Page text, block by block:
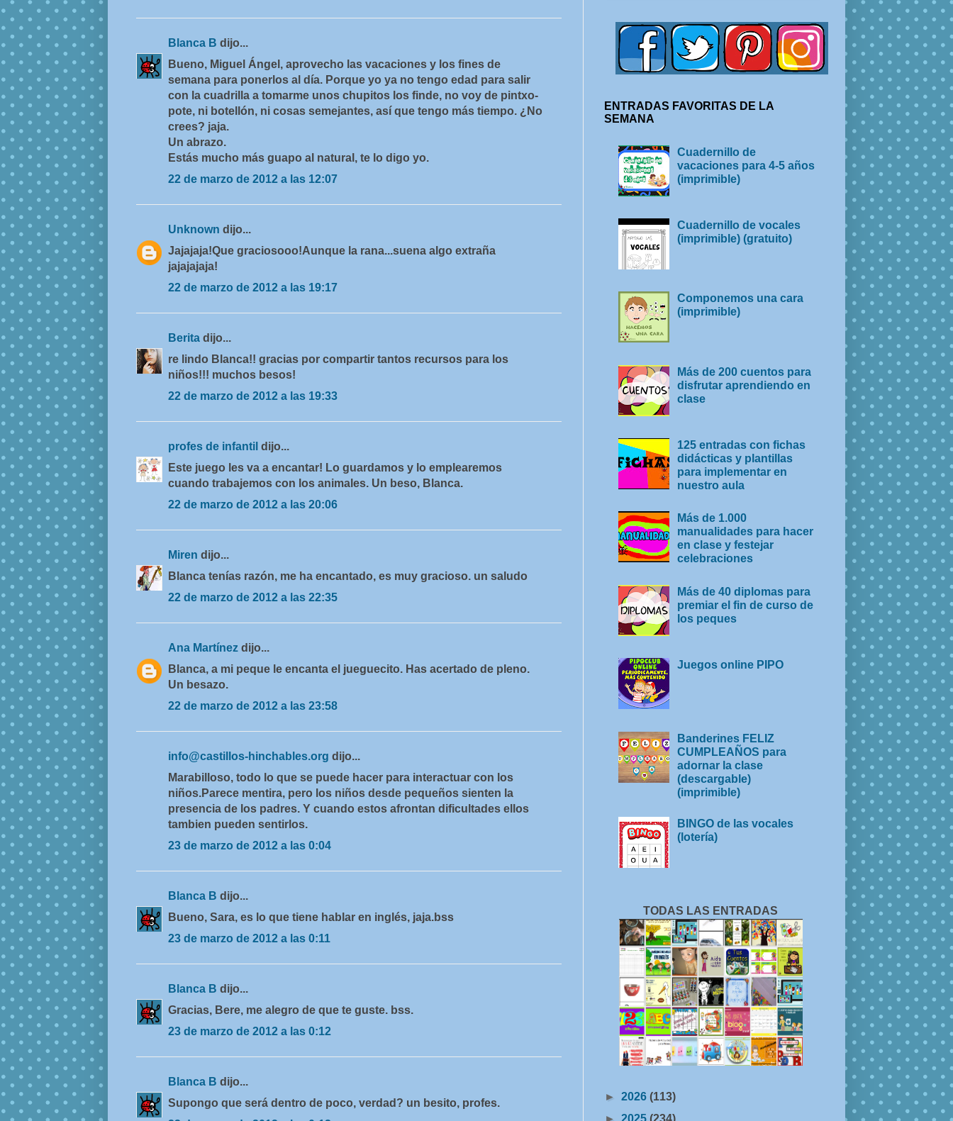
Blanca B dijo...
Bueno, Miguel Ángel, aprovecho las vacaciones y los fines de
semana para ponerlos al día. Porque yo ya no tengo edad para salir
con la cuadrilla a tomarme unos chupitos los finde, no voy de pintxo-
pote, ni botellón, ni cosas semejantes, así que tengo más tiempo. ¿No
crees? jaja.
Un abrazo.
Estás mucho más guapo al natural, te lo digo yo.
22 de marzo de 2012 a las 12:07
Unknown dijo...
Jajajaja!Que graciosooo!Aunque la rana...suena algo extraña
jajajajaja!
22 de marzo de 2012 a las 19:17
Berita dijo...
re lindo Blanca!! gracias por compartir tantos recursos para los
niños!!! muchos besos!
22 de marzo de 2012 a las 19:33
profes de infantil dijo...
Este juego les va a encantar! Lo guardamos y lo emplearemos
cuando trabajemos con los animales. Un beso, Blanca.
22 de marzo de 2012 a las 20:06
Miren dijo...
Blanca tenías razón, me ha encantado, es muy gracioso. un saludo
22 de marzo de 2012 a las 22:35
Ana Martínez dijo...
Blanca, a mi peque le encanta el jueguecito. Has acertado de pleno.
Un besazo.
22 de marzo de 2012 a las 23:58
info@castillos-hinchables.org dijo...
Marabilloso, todo lo que se puede hacer para interactuar con los
niños.Parece mentira, pero los niños desde pequeños sienten la
presencia de los padres. Y cuando estos afrontan dificultades ellos
tambien pueden sentirlos.
23 de marzo de 2012 a las 0:04
Blanca B dijo...
Bueno, Sara, es lo que tiene hablar en inglés, jaja.bss
23 de marzo de 2012 a las 0:11
Blanca B dijo...
Gracias, Bere, me alegro de que te guste. bss.
23 de marzo de 2012 a las 0:12
Blanca B dijo...
Supongo que será dentro de poco, verdad? un besito, profes.
ENTRADAS FAVORITAS DE LA
SEMANA
Cuadernillo de
vacaciones para 4-5 años
(imprimible)
Cuadernillo de vocales
(imprimible) (gratuito)
Componemos una cara
(imprimible)
Más de 200 cuentos para
disfrutar aprendiendo en
clase
125 entradas con fichas
didácticas y plantillas
para implementar en
nuestro aula
Más de 1.000
manualidades para hacer
en clase y festejar
celebraciones
Más de 40 diplomas para
premiar el fin de curso de
los peques
Juegos online PIPO
Banderines FELIZ
CUMPLEAÑOS para
adornar la clase
(descargable)
(imprimible)
BINGO de las vocales
(lotería)
TODAS LAS ENTRADAS
► 2026 (113)